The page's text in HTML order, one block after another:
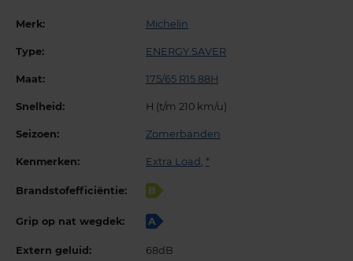
Merk: Michelin
Type: ENERGY SAVER
Maat: 175/65 R15 88H
Snelheid: H (t/m 210 km/u)
Seizoen: Zomerbanden
Kenmerken: Extra Load *
Brandstofefficiëntie: B
Grip op nat wegdek: A
Extern geluid: 68dB